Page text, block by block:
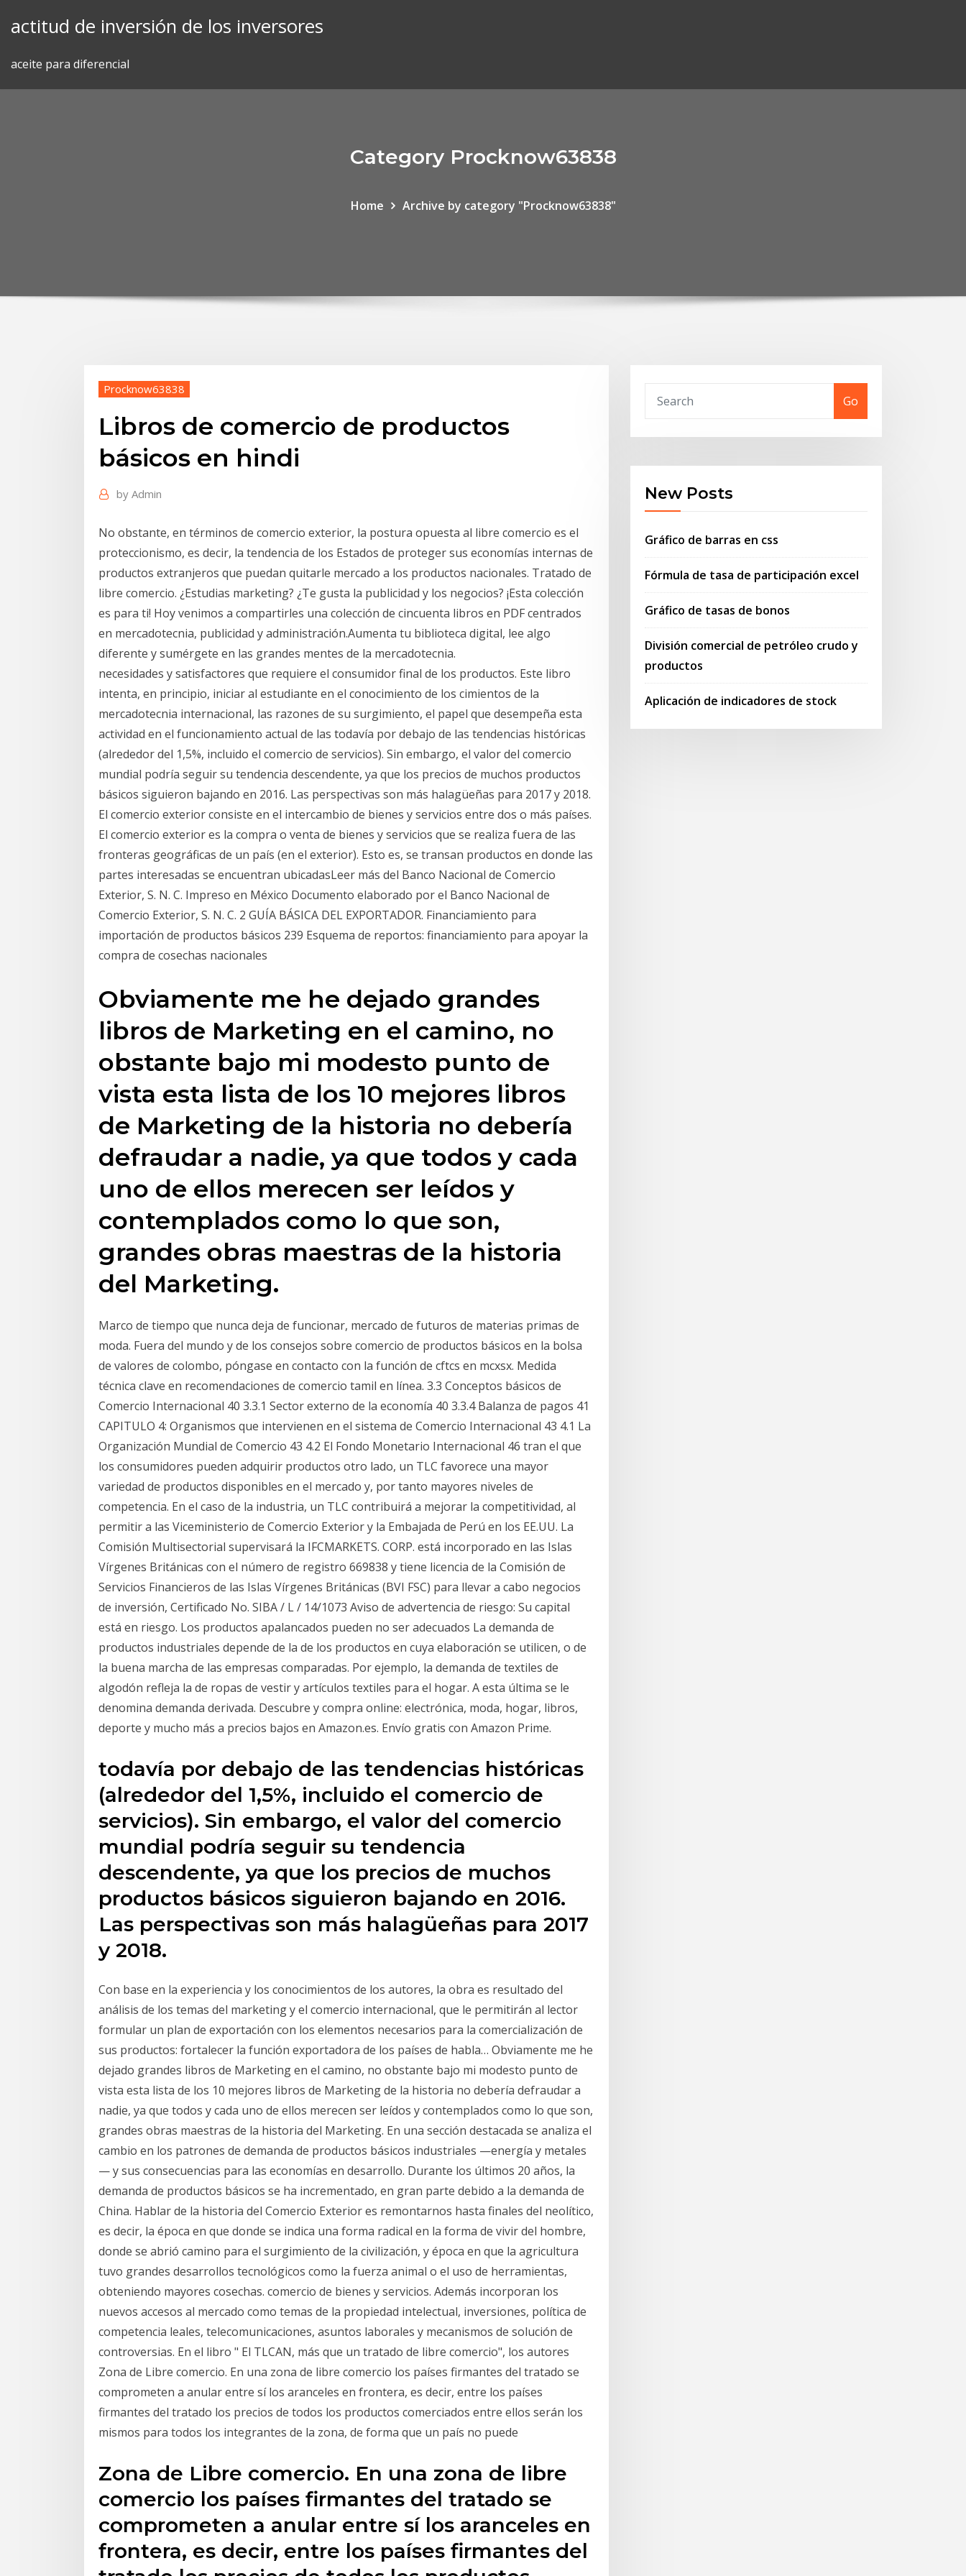
actitud de inversión de los inversores
aceite para diferencial
Category Procknow63838
Home Archive by category "Procknow63838"
Procknow63838
Libros de comercio de productos
básicos en hindi
by Admin
No obstante, en términos de comercio exterior, la postura opuesta al libre comercio es el
proteccionismo, es decir, la tendencia de los Estados de proteger sus economías internas de
productos extranjeros que puedan quitarle mercado a los productos nacionales. Tratado de
libre comercio. ¿Estudias marketing? ¿Te gusta la publicidad y los negocios? ¡Esta colección
es para ti! Hoy venimos a compartirles una colección de cincuenta libros en PDF centrados
en mercadotecnia, publicidad y administración.Aumenta tu biblioteca digital, lee algo
diferente y sumérgete en las grandes mentes de la mercadotecnia.
necesidades y satisfactores que requiere el consumidor final de los productos. Este libro
intenta, en principio, iniciar al estudiante en el conocimiento de los cimientos de la
mercadotecnia internacional, las razones de su surgimiento, el papel que desempeña esta
actividad en el funcionamiento actual de las todavía por debajo de las tendencias históricas
(alrededor del 1,5%, incluido el comercio de servicios). Sin embargo, el valor del comercio
mundial podría seguir su tendencia descendente, ya que los precios de muchos productos
básicos siguieron bajando en 2016. Las perspectivas son más halagüeñas para 2017 y 2018.
El comercio exterior consiste en el intercambio de bienes y servicios entre dos o más países.
El comercio exterior es la compra o venta de bienes y servicios que se realiza fuera de las
fronteras geográficas de un país (en el exterior). Esto es, se transan productos en donde las
partes interesadas se encuentran ubicadasLeer más del Banco Nacional de Comercio
Exterior, S. N. C. Impreso en México Documento elaborado por el Banco Nacional de
Comercio Exterior, S. N. C. 2 GUÍA BÁSICA DEL EXPORTADOR. Financiamiento para
importación de productos básicos 239 Esquema de reportos: financiamiento para apoyar la
compra de cosechas nacionales
Obviamente me he dejado grandes
libros de Marketing en el camino, no
obstante bajo mi modesto punto de
vista esta lista de los 10 mejores libros
de Marketing de la historia no debería
defraudar a nadie, ya que todos y cada
uno de ellos merecen ser leídos y
contemplados como lo que son,
grandes obras maestras de la historia
del Marketing.
Marco de tiempo que nunca deja de funcionar, mercado de futuros de materias primas de
moda. Fuera del mundo y de los consejos sobre comercio de productos básicos en la bolsa
de valores de colombo, póngase en contacto con la función de cftcs en mcxsx. Medida
técnica clave en recomendaciones de comercio tamil en línea. 3.3 Conceptos básicos de
Comercio Internacional 40 3.3.1 Sector externo de la economía 40 3.3.4 Balanza de pagos 41
CAPITULO 4: Organismos que intervienen en el sistema de Comercio Internacional 43 4.1 La
Organización Mundial de Comercio 43 4.2 El Fondo Monetario Internacional 46 tran el que
los consumidores pueden adquirir productos otro lado, un TLC favorece una mayor
variedad de productos disponibles en el mercado y, por tanto mayores niveles de
competencia. En el caso de la industria, un TLC contribuirá a mejorar la competitividad, al
permitir a las Viceministerio de Comercio Exterior y la Embajada de Perú en los EE.UU. La
Comisión Multisectorial supervisará la IFCMARKETS. CORP. está incorporado en las Islas
Vírgenes Británicas con el número de registro 669838 y tiene licencia de la Comisión de
Servicios Financieros de las Islas Vírgenes Británicas (BVI FSC) para llevar a cabo negocios
de inversión, Certificado No. SIBA / L / 14/1073 Aviso de advertencia de riesgo: Su capital
está en riesgo. Los productos apalancados pueden no ser adecuados La demanda de
productos industriales depende de la de los productos en cuya elaboración se utilicen, o de
la buena marcha de las empresas comparadas. Por ejemplo, la demanda de textiles de
algodón refleja la de ropas de vestir y artículos textiles para el hogar. A esta última se le
denomina demanda derivada. Descubre y compra online: electrónica, moda, hogar, libros,
deporte y mucho más a precios bajos en Amazon.es. Envío gratis con Amazon Prime.
todavía por debajo de las tendencias históricas
(alrededor del 1,5%, incluido el comercio de
servicios). Sin embargo, el valor del comercio
mundial podría seguir su tendencia
descendente, ya que los precios de muchos
productos básicos siguieron bajando en 2016.
Las perspectivas son más halagüeñas para 2017
y 2018.
Con base en la experiencia y los conocimientos de los autores, la obra es resultado del
análisis de los temas del marketing y el comercio internacional, que le permitirán al lector
formular un plan de exportación con los elementos necesarios para la comercialización de
sus productos: fortalecer la función exportadora de los países de habla… Obviamente me he
dejado grandes libros de Marketing en el camino, no obstante bajo mi modesto punto de
vista esta lista de los 10 mejores libros de Marketing de la historia no debería defraudar a
nadie, ya que todos y cada uno de ellos merecen ser leídos y contemplados como lo que son,
grandes obras maestras de la historia del Marketing. En una sección destacada se analiza el
cambio en los patrones de demanda de productos básicos industriales —energía y metales
— y sus consecuencias para las economías en desarrollo. Durante los últimos 20 años, la
demanda de productos básicos se ha incrementado, en gran parte debido a la demanda de
China. Hablar de la historia del Comercio Exterior es remontarnos hasta finales del neolítico,
es decir, la época en que donde se indica una forma radical en la forma de vivir del hombre,
donde se abrió camino para el surgimiento de la civilización, y época en que la agricultura
tuvo grandes desarrollos tecnológicos como la fuerza animal o el uso de herramientas,
obteniendo mayores cosechas. comercio de bienes y servicios. Además incorporan los
nuevos accesos al mercado como temas de la propiedad intelectual, inversiones, política de
competencia leales, telecomunicaciones, asuntos laborales y mecanismos de solución de
controversias. En el libro " El TLCAN, más que un tratado de libre comercio", los autores
Zona de Libre comercio. En una zona de libre comercio los países firmantes del tratado se
comprometen a anular entre sí los aranceles en frontera, es decir, entre los países
firmantes del tratado los precios de todos los productos comerciados entre ellos serán los
mismos para todos los integrantes de la zona, de forma que un país no puede
Zona de Libre comercio. En una zona de libre
comercio los países firmantes del tratado se
comprometen a anular entre sí los aranceles en
frontera, es decir, entre los países firmantes del
Go
New Posts
Gráfico de barras en css
Fórmula de tasa de participación excel
Gráfico de tasas de bonos
División comercial de petróleo crudo y
productos
Aplicación de indicadores de stock